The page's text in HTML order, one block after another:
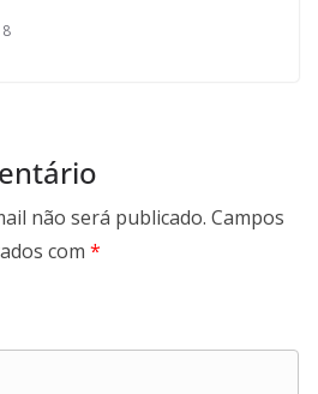
não será publicado. Campos
com *